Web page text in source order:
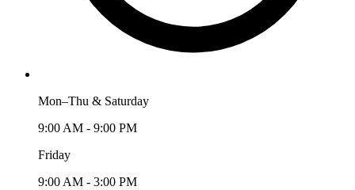
Mon–Thu & Saturday
9:00 AM - 9:00 PM
Friday
9:00 AM - 3:00 PM